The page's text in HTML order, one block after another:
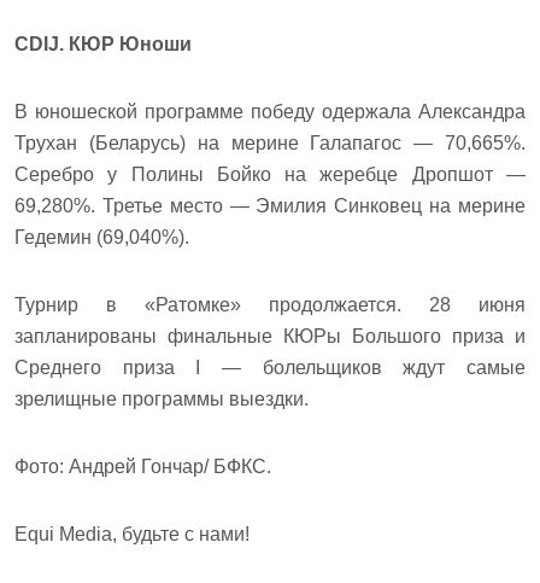
CDIJ. КЮР Юноши
В юношеской программе победу одержала Александра
Трухан (Беларусь) на мерине Галапагос — 70,665%.
Серебро у Полины Бойко на жеребце Дропшот —
69,280%. Третье место — Эмилия Синковец на мерине
Гедемин (69,040%).
Турнир в «Ратомке» продолжается. 28 июня
запланированы финальные КЮРы Большого приза и
Среднего приза I — болельщиков ждут самые
зрелищные программы выездки.
Фото: Андрей Гончар/ БФКС.
Equi Media, будьте с нами!